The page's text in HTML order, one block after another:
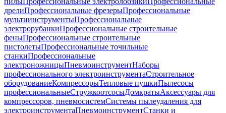
дрелиПрофессиональные фрезерыПрофессиональные
мультиинструментыПрофессиональные
электрорубанкиПрофессиональные строительные
феныПрофессиональные строительные
пистолетыПрофессиональные точильные
станкиПрофессиональные
электроножницыПневмоинструментНаборы
профессионального электроинструментаСтроительное
оборудованиеКомпрессорыТепловые пушкиПылесосы
профессиональныеСтружкоотсосыДомкратыАксессуары для
компрессоров, пневмосистемСистемы пылеудаления для
электроинструментаПневмоинструментСтанки и